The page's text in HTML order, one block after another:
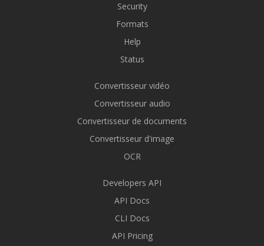
Security
Formats
Help
Status
Convertisseur vidéo
Convertisseur audio
Convertisseur de documents
Convertisseur d'image
OCR
Developers API
API Docs
CLI Docs
API Pricing